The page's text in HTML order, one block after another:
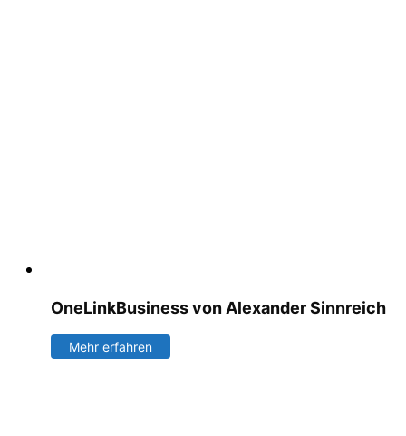
OneLinkBusiness von Alexander Sinnreich
Mehr erfahren